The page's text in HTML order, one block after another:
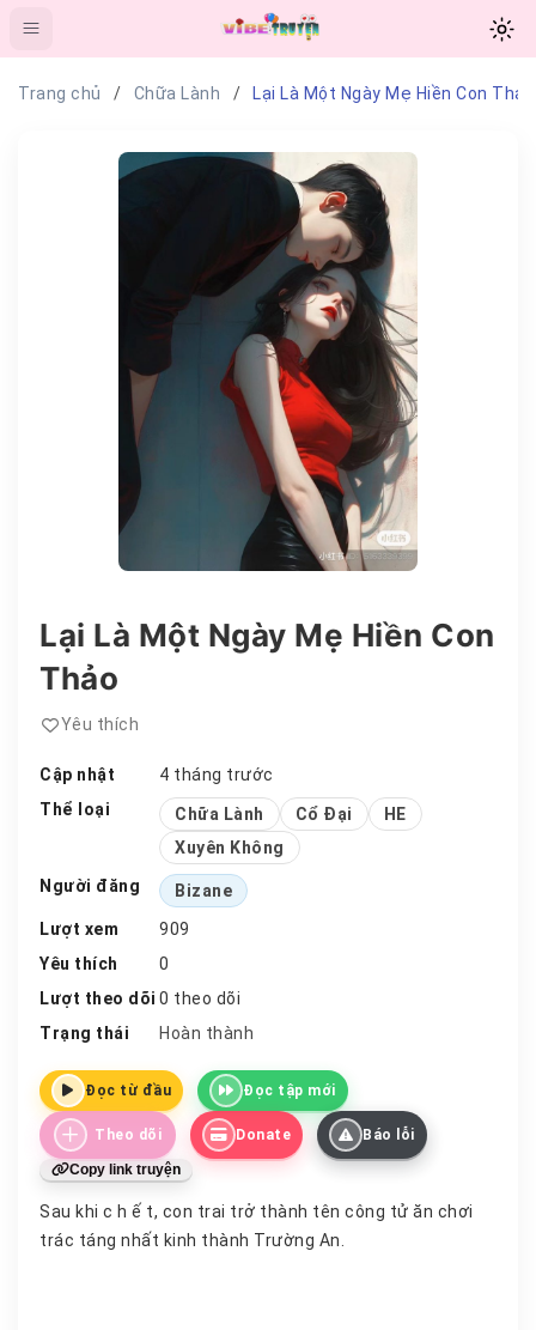
Trang chủ Chữa Lành Lại Là Một Ngày Mẹ Hiền Con Thảo
Lại Là Một Ngày Mẹ Hiền Con
Thảo
Yêu thích
Cập nhật
4 tháng trước
Thể loại
Chữa Lành Cổ Đại
HE
Xuyên Không
Người đăng
Bizane
Lượt xem
909
Yêu thích
0
Lượt theo dõi 0 theo dõi
Trạng thái
Hoàn thành
Đọc từ đầu Đọc tập mới
Theo dõi Donate Báo lỗi
Copy link truyện
Sau khi c h ế t, con trai trở thành tên công tử ăn chơi
trác táng nhất kinh thành Trường An.